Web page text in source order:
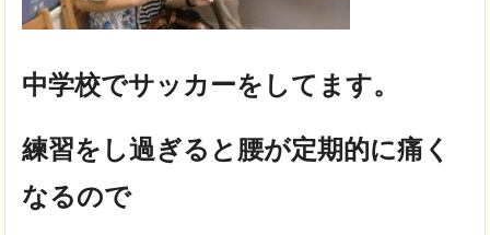
中学校でサッカーをしてます。
練習をし過ぎると腰が定期的に痛く
なるので